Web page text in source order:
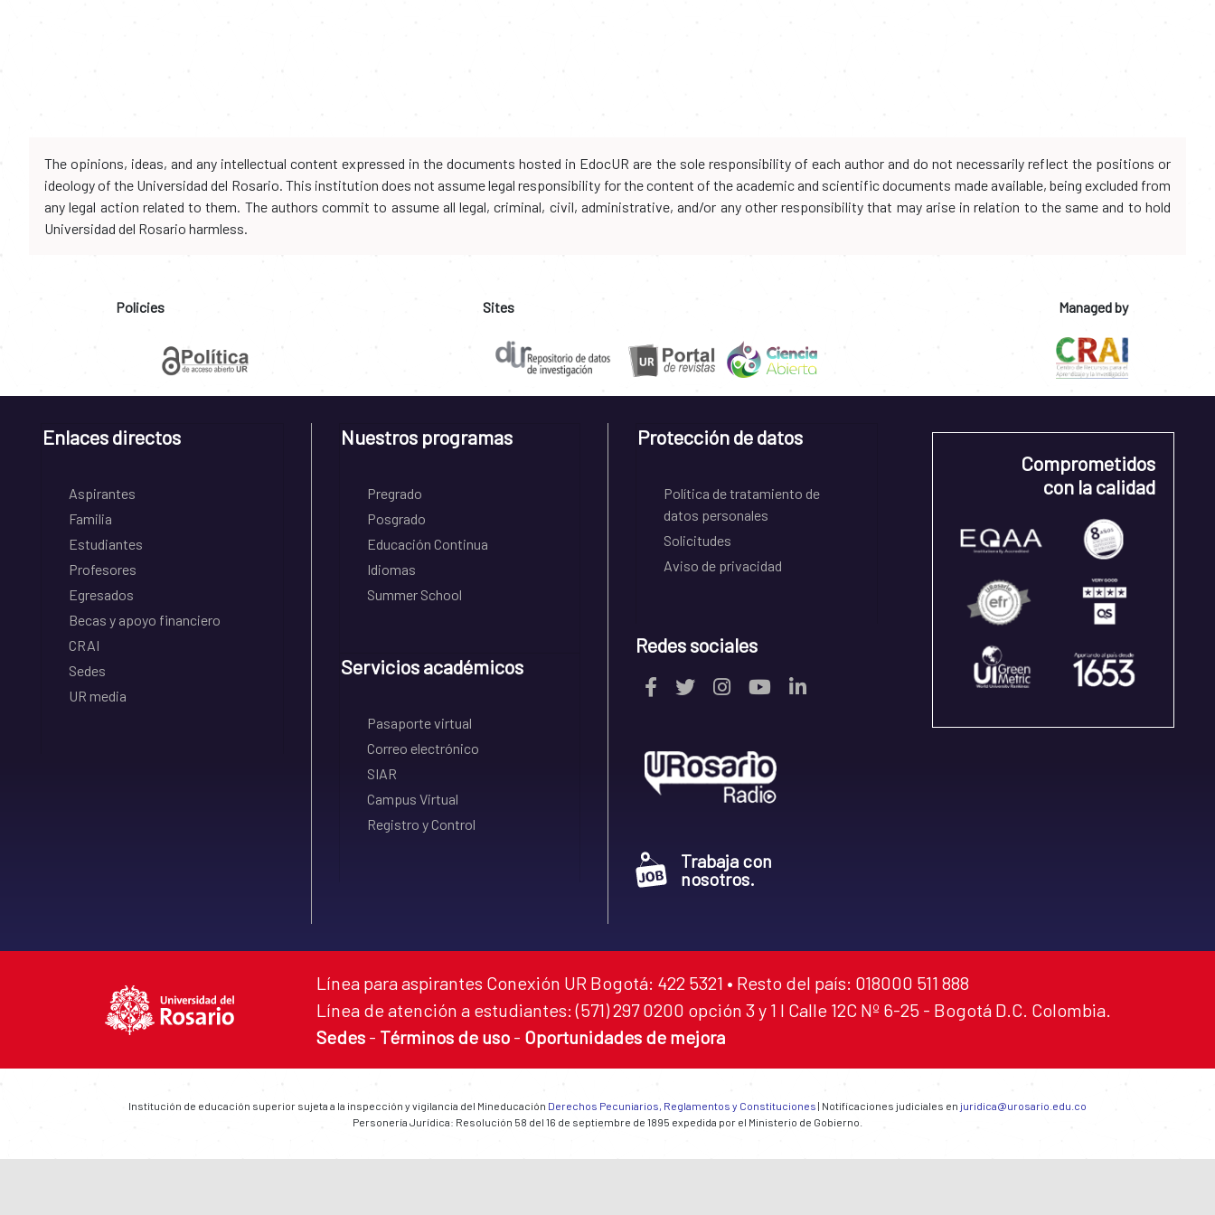
The opinions, ideas, and any intellectual content expressed in the documents hosted in EdocUR are the sole responsibility of each author and do not necessarily reflect the positions or
ideology of the Universidad del Rosario. This institution does not assume legal responsibility for the content of the academic and scientific documents made available, being excluded from
any legal action related to them. The authors commit to assume all legal, criminal, civil, administrative, and/or any other responsibility that may arise in relation to the same and to hold
Universidad del Rosario harmless.
Policies Sites Managed by
Enlaces directos
Aspirantes
Familia
Estudiantes
Profesores
Egresados
Becas y apoyo financiero
CRAI
Sedes
UR media
Nuestros programas
Pregrado
Posgrado
Educación Continua
Idiomas
Summer School
Servicios académicos
Pasaporte virtual
Correo electrónico
SIAR
Campus Virtual
Registro y Control
Protección de datos
Política de tratamiento de
datos personales
Solicitudes
Aviso de privacidad
Redes sociales
Trabaja con
nosotros.
Comprometidos
con la calidad
Línea para aspirantes Conexión UR Bogotá: 422 5321 • Resto del país: 018000 511 888
Línea de atención a estudiantes: (571) 297 0200 opción 3 y 1 I Calle 12C Nº 6-25 - Bogotá D.C. Colombia.
Sedes - Términos de uso - Oportunidades de mejora
Institución de educación superior sujeta a la inspección y vigilancia del Mineducación Derechos Pecuniarios, Reglamentos y Constituciones | Notificaciones judiciales en juridica@urosario.edu.co
Personería Jurídica: Resolución 58 del 16 de septiembre de 1895 expedida por el Ministerio de Gobierno.